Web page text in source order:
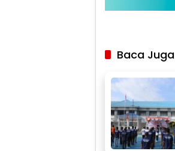
Baca Juga